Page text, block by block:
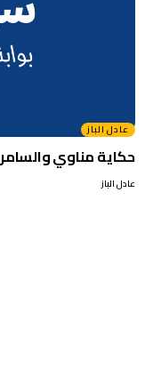
عادل الباز
حكاية مناوي
عادل الباز